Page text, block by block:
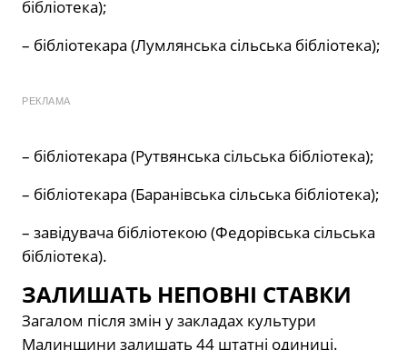
бібліотека);
– бібліотекара (Лумлянська сільська бібліотека);
РЕКЛАМА
– бібліотекара (Рутвянська сільська бібліотека);
– бібліотекара (Баранівська сільська бібліотека);
– завідувача бібліотекою (Федорівська сільська
бібліотека).
ЗАЛИШАТЬ НЕПОВНІ СТАВКИ
Загалом після змін у закладах культури
Малинщини залишать 44 штатні одиниці.